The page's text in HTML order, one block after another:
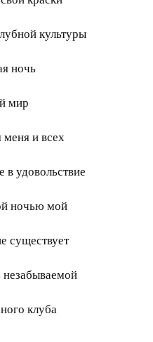
культуры
ночь
мир
меня и всех
в удовольствие
ночью мой
существует
клуба